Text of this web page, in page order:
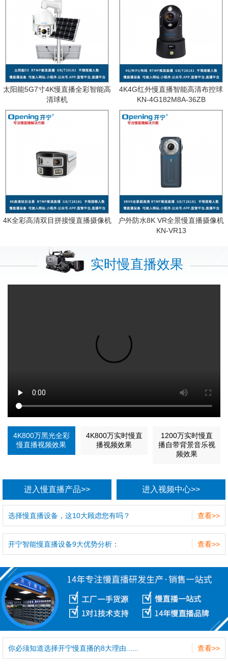
太阳能5G7寸4K慢直播全彩智能高
清球机
4K4G红外慢直播智能高清布控球
KN-4G182M8A-36ZB
4K全彩高清双目拼接慢直播摄像机
户外防水8K VR全景慢直播摄像机
KN-VR13
实时慢直播效果
4K800万黑光全彩
慢直播视频效果
4K800万实时慢直
播视频效果
1200万实时慢直
播自带背景音乐视
频效果
进入慢直播产品>> 进入视频中心>>
查看>>
选择慢直播设备，这10大顾虑您有吗？
查看>>
开宁智能慢直播设备9大优势分析：
查看>>
你必须知道选择开宁慢直播的8大理由......